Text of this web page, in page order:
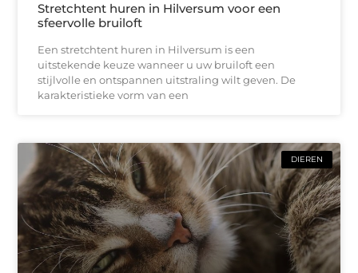
Stretchtent huren in Hilversum voor een
sfeervolle bruiloft
Een stretchtent huren in Hilversum is een
uitstekende keuze wanneer u uw bruiloft een
stijlvolle en ontspannen uitstraling wilt geven. De
karakteristieke vorm van een
DIEREN